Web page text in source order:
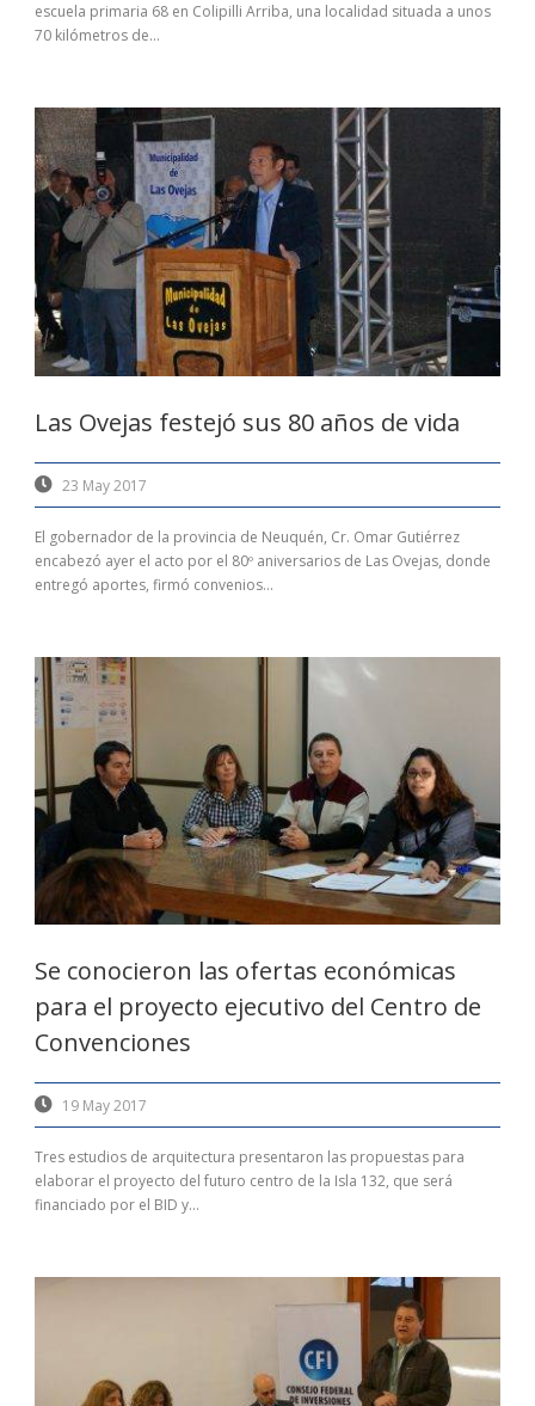
escuela primaria 68 en Colipilli Arriba, una localidad situada a unos
70 kilómetros de...
Las Ovejas festejó sus 80 años de vida
23 May 2017
El gobernador de la provincia de Neuquén, Cr. Omar Gutiérrez
encabezó ayer el acto por el 80º aniversarios de Las Ovejas, donde
entregó aportes, firmó convenios...
Se conocieron las ofertas económicas
para el proyecto ejecutivo del Centro de
Convenciones
19 May 2017
Tres estudios de arquitectura presentaron las propuestas para
elaborar el proyecto del futuro centro de la Isla 132, que será
financiado por el BID y...